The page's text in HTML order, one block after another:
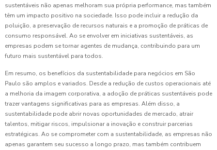
sustentáveis não apenas melhoram sua própria performance, mas também
têm um impacto positivo na sociedade. Isso pode incluir a redução da
poluição, a preservação de recursos naturais e a promoção de práticas de
consumo responsável. Ao se envolver em iniciativas sustentáveis, as
empresas podem se tornar agentes de mudança, contribuindo para um
futuro mais sustentável para todos.
Em resumo, os benefícios da sustentabilidade para negócios em São
Paulo são amplos e variados. Desde a redução de custos operacionais até
a melhoria da imagem corporativa, a adoção de práticas sustentáveis pode
trazer vantagens significativas para as empresas. Além disso, a
sustentabilidade pode abrir novas oportunidades de mercado, atrair
talentos, mitigar riscos, impulsionar a inovação e construir parcerias
estratégicas. Ao se comprometer com a sustentabilidade, as empresas não
apenas garantem seu sucesso a longo prazo, mas também contribuem